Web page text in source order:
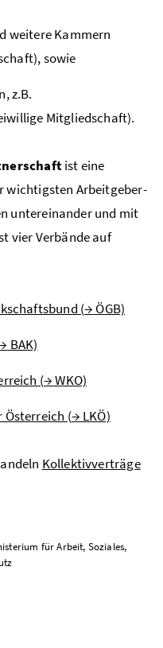
weitere Kammern
sowie
z.B.
Mitgliedschaft).
ist eine
wichtigsten Arbeitgeber-
untereinander und mit
vier Verbände auf
(→ ÖGB)
BAK)
(→WKO)
(→ LKÖ)
Kollektivverträge
für Arbeit, Soziales,